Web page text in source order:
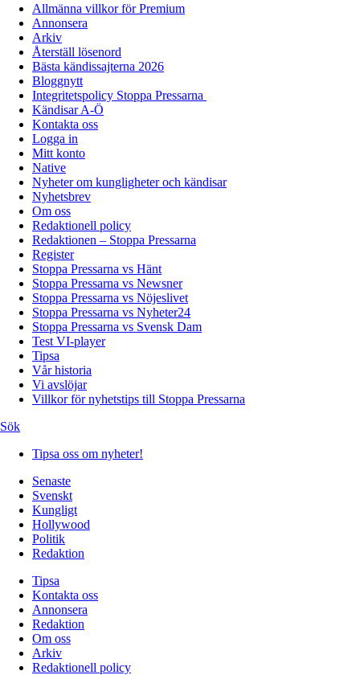
Allmänna villkor för Premium
Annonsera
Arkiv
Återställ lösenord
Bästa kändissajterna 2026
Bloggnytt
Integritetspolicy Stoppa Pressarna
Kändisar A-Ö
Kontakta oss
Logga in
Mitt konto
Native
Nyheter om kungligheter och kändisar
Nyhetsbrev
Om oss
Redaktionell policy
Redaktionen – Stoppa Pressarna
Register
Stoppa Pressarna vs Hänt
Stoppa Pressarna vs Newsner
Stoppa Pressarna vs Nöjeslivet
Stoppa Pressarna vs Nyheter24
Stoppa Pressarna vs Svensk Dam
Test VI-player
Tipsa
Vår historia
Vi avslöjar
Villkor för nyhetstips till Stoppa Pressarna
Sök
Tipsa oss om nyheter!
Senaste
Svenskt
Kungligt
Hollywood
Politik
Redaktion
Tipsa
Kontakta oss
Annonsera
Redaktion
Om oss
Arkiv
Redaktionell policy